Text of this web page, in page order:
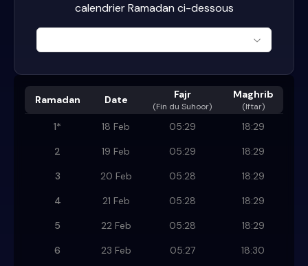
calendrier Ramadan ci-dessous
Ramadan Date Fajr
(Fin du Suhoor)
Maghrib
(Iftar)
1* 18 Feb 05:29
18:29
2
19 Feb 05:29
18:29
3
20 Feb 05:28
18:29
4
21 Feb 05:28
18:29
5
22 Feb 05:28
18:29
6
23 Feb 05:27
18:30